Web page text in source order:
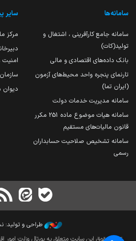
سامانه‌ها
سامانه جامع کارآفرینی ، اشتغال و
تولید(کات)
بانک داده‌های اقتصادی و مالی
تارنمای پنجره واحد محیط‌های آزمون
(ایران تما)
سامانه مدیریت خدمات دولت
سامانه هیات موضوع ماده 251 مکرر
قانون مالیات‌های مستقیم
سامانه تشخیص صلاحیت حسابداران
رسمی
سایر
مرکز
امنیت
طراحی و تولید:
تمام حقوق این سایت متعلق به پورتال وزارت امور